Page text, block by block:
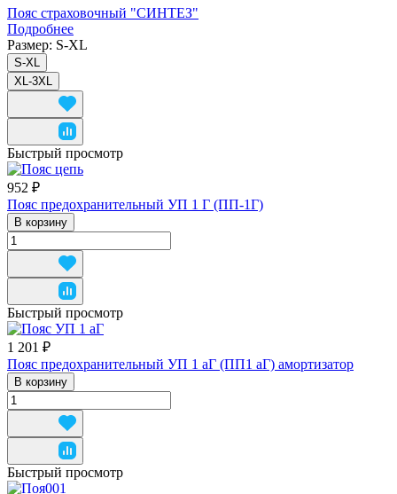
Пояс страховочный "СИНТЕЗ"
Подробнее
Размер: S-XL
S-XL
XL-3XL
Быстрый просмотр
952 ₽
Пояс предохранительный УП 1 Г (ПП-1Г)
В корзину
Быстрый просмотр
1 201 ₽
Пояс предохранительный УП 1 аГ (ПП1 аГ) амортизатор
В корзину
Быстрый просмотр